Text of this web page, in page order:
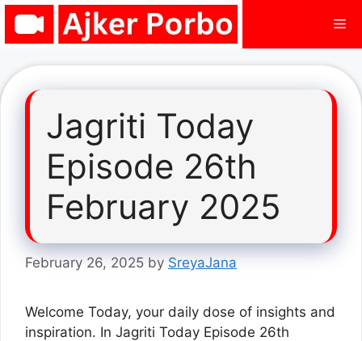
Skip
Jagriti Today
Episode 26th
February 2025
February 26, 2025 by SreyaJana
Welcome Today, your daily dose of insights and
inspiration. In Jagriti Today Episode 26th